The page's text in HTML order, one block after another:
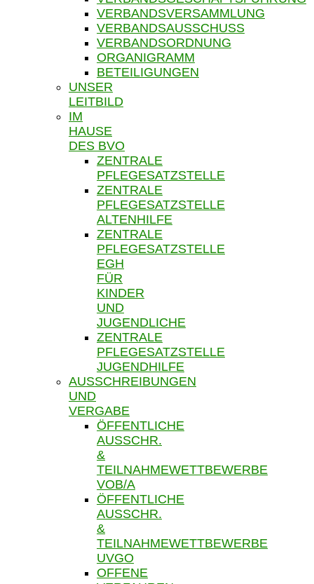
VERBANDSVERSAMMLUNG
VERBANDSAUSSCHUSS
VERBANDSORDNUNG
ORGANIGRAMM
BETEILIGUNGEN
UNSER
LEITBILD
IM
HAUSE
DES BVO
ZENTRALE
PFLEGESATZSTELLE
ZENTRALE
PFLEGESATZSTELLE
ALTENHILFE
ZENTRALE
PFLEGESATZSTELLE
EGH
FÜR
KINDER
UND
JUGENDLICHE
ZENTRALE
PFLEGESATZSTELLE
JUGENDHILFE
AUSSCHREIBUNGEN
UND
VERGABE
ÖFFENTLICHE
AUSSCHR.
&
TEILNAHMEWETTBEWERBE
VOB/A
ÖFFENTLICHE
AUSSCHR.
&
TEILNAHMEWETTBEWERBE
UVGO
OFFENE